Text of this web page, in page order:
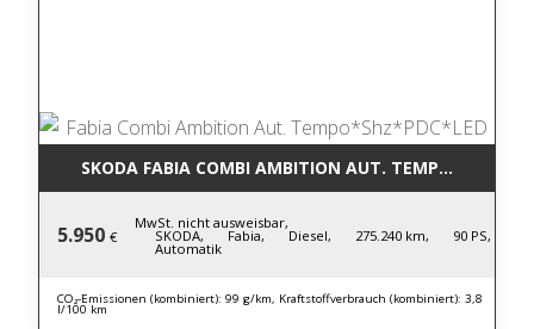
SKODA FABIA COMBI AMBITION AUT.
5.950 €
MwSt. nicht ausweisbar,
SKODA, Fabia, Diesel, 275.240 km, 90 PS,
Automatik
CO₂-Emissionen (kombiniert): 99 g/km, Kraftstoffverbrauch (kombiniert): 3,8
l/100 km